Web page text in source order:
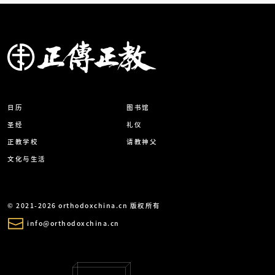
日历
圣经
正教学校
文化与生活
图书馆
礼仪
请教神父
© 2021-2026 orthodoxchina.cn 版权所有
info@orthodoxchina.cn